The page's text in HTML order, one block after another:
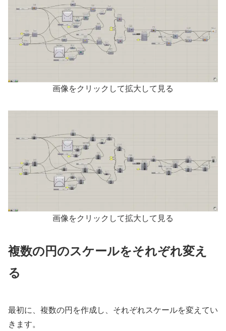
画像をクリックして拡大して見る
画像をクリックして拡大して見る
複数の円のスケールをそれぞれ変え
る
最初に、複数の円を作成し、それぞれスケールを変えてい
きます。